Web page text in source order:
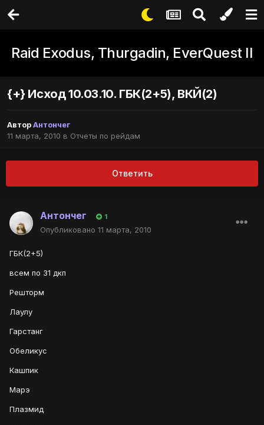
Raid Exodus, Thurgadin, EverQuest II
{+} Исход 10.03.10. ГБК(2+5), ВКЙ(2)
АвторАнтончег
11 марта, 2010 в Отчеты по рейдам
Ответить
Антончег 1
Опубликовано 11 марта, 2010
ГБК(2+5)
всем по 31 дкп
Решторм
Лаулу
Гарстанг
Обеликус
Кашпик
Марэ
Плазмид